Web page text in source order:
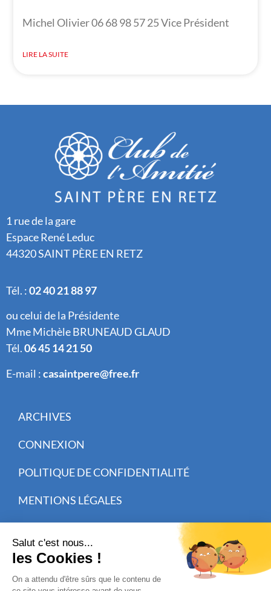
Michel Olivier 06 68 98 57 25 Vice Président
LIRE LA SUITE
1 rue de la gare
Espace René Leduc
44320 SAINT PÈRE EN RETZ
Tél. :02 40 21 88 97
ou celui de la Présidente
Mme Michèle BRUNEAUD GLAUD
Tél.06 45 14 21 50
E-mail :casaintpere@free.fr
ARCHIVES
CONNEXION
POLITIQUE DE CONFIDENTIALITÉ
MENTIONS LÉGALES
INSCRIVEZ-VOUS À NOTRE NEWSLETTER
Receive our newsletters